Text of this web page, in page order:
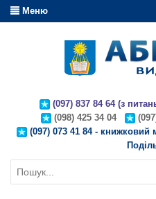
Меню
(097) 837 84 64 (з
(098) 425 34 04
(097) 073 41 84 -